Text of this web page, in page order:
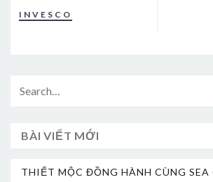
INVESCO
BÀI VIẾT MỚI
THIẾT MỘC ĐỒNG HÀNH CÙNG SEA